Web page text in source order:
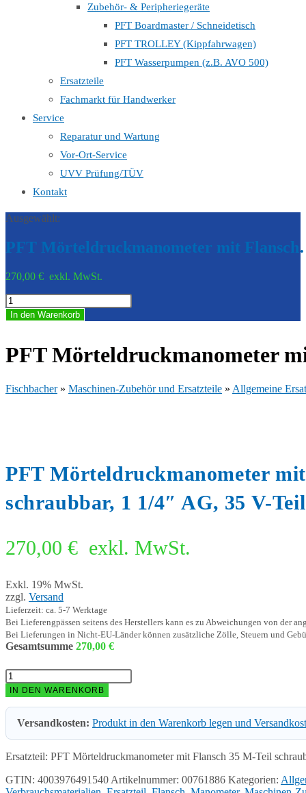
Zubehör- & Peripheriegeräte
PFT Boardmaster / Schneidetisch
PFT TROLLEY (Kippfahrwagen)
PFT Wasserpumpen (z.B. AVO 500)
Ersatzteile
Fachmarkt für Handwerker
Service
Reparatur und Wartung
Vor-Ort-Service
UVV Prüfung/TÜV
Kontakt
Ausgewählt:
PFT Mörteldruckmanometer mit
270,00 € exkl. MwSt.
PFT
Mörteldruckmanometer
mit
35
M-
schraubbar,
1
-
25
Teil
In den Warenkorb
PFT Mörteldruckmanometer
Fischbacher» Maschinen-Zubehör und Ersatzteile » Allgemeine
PFT Mörteldruckmanometer
schraubbar, 1 1/4″ AG, 35 V-
270,00 € exkl. MwSt.
Exkl. 19% MwSt.
zzgl. Versand
Lieferzeit: ca. 5-7 Werktage
Bei Lieferengpässen seitens des Herstellers kann es zu Abweichungen von der
Bei Lieferungen in Nicht-EU-Länder können zusätzliche Zölle, Steuern und
Gesamtsumme 270,00 €
PFT
Mörteldruckmanometer
mit
Flansch
M-
schraubbar,
1/4"
IN DEN WARENKORB
Versandkosten: Produkt in den Warenkorb legen und
Ersatzteil: PFT Mörteldruckmanometer mit Flansch 35 M-Teil
GTIN: 4003976491540 Artikelnummer: 00761886 Kategorien: